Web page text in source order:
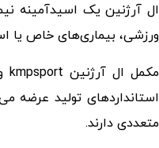
ال آرژنین یک اسیدآمینه
ورزشی، بیماری‌های خاص یا
استانداردهای تولید عرضه
متعددی دارند.